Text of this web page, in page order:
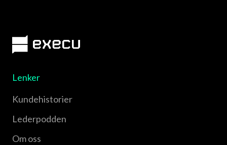
Lenker
Kundehistorier
Lederpodden
Om oss